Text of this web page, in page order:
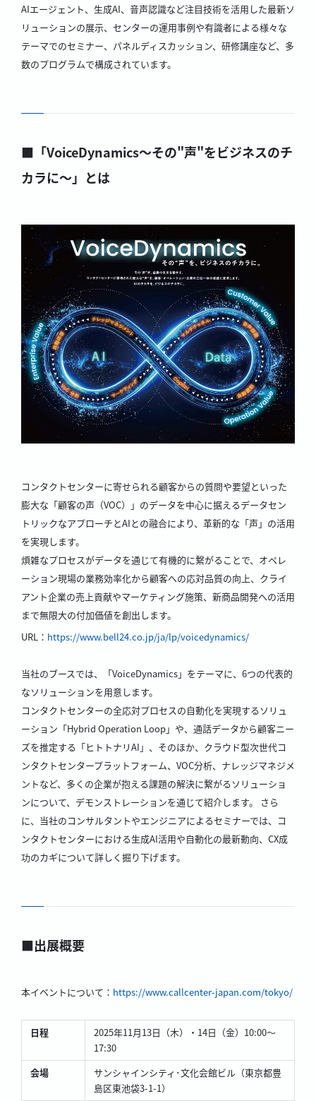
AIエージェント、生成AI、音声認識など注目技術を活用した最新ソ
リューションの展示、センターの運用事例や有識者による様々な
テーマでのセミナー、パネルディスカッション、研修講座など、多
数のプログラムで構成されています。
■「VoiceDynamics～その"声"をビジネスのチ
カラに～」とは
コンタクトセンターに寄せられる顧客からの質問や要望といった
膨大な「顧客の声（VOC）」のデータを中心に据えるデータセン
トリックなアプローチとAIとの融合により、革新的な「声」の活用
を実現します。
煩雑なプロセスがデータを通じて有機的に繋がることで、オペレ
ーション現場の業務効率化から顧客への応対品質の向上、クライ
アント企業の売上貢献やマーケティング施策、新商品開発への活用
まで無限大の付加価値を創出します。
URL： https://www.bell24.co.jp/ja/lp/voicedynamics/
当社のブースでは、「VoiceDynamics」をテーマに、6つの代表的
なソリューションを用意します。
コンタクトセンターの全応対プロセスの自動化を実現するソリュ
ーション「Hybrid Operation Loop」や、通話データから顧客ニー
ズを推定する「ヒトトナリAI」、そのほか、クラウド型次世代コ
ンタクトセンタープラットフォーム、VOC分析、ナレッジマネジメ
ントなど、多くの企業が抱える課題の解決に繋がるソリューショ
ンについて、デモンストレーションを通じて紹介します。 さら
に、当社のコンサルタントやエンジニアによるセミナーでは、コ
ンタクトセンターにおける生成AI活用や自動化の最新動向、CX成
功のカギについて詳しく掘り下げます。
■出展概要
本イベントについて： https://www.callcenter-japan.com/tokyo/
日程
2025年11月13日（木）・14日（金）10:00～
17:30
会場
サンシャインシティ･文化会館ビル（東京都豊
島区東池袋3-1-1）